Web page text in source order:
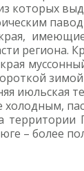
которых
региона.
июльская
холодным,
территории
– более